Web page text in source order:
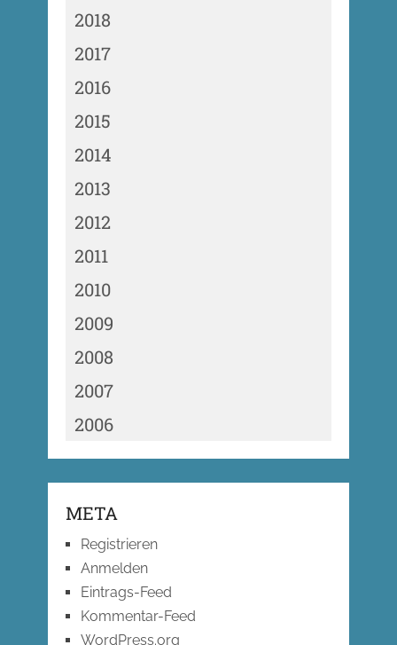
2018
2017
2016
2015
2014
2013
2012
2011
2010
2009
2008
2007
2006
META
Registrieren
Anmelden
Eintrags-Feed
Kommentar-Feed
WordPress.org